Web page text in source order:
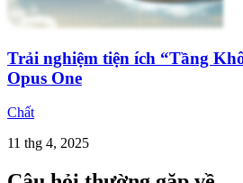
Trải nghiệm tiện ích “Tầng
Opus One
Chất
11 thg 4, 2025